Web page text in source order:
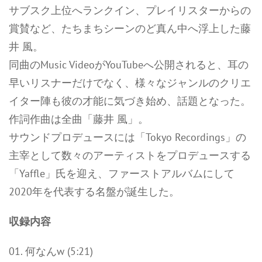
サブスク上位へランクイン、プレイリスターからの
賞賛など、たちまちシーンのど真ん中へ浮上した藤
井 風。
同曲のMusic VideoがYouTubeへ公開されると、耳の
早いリスナーだけでなく、様々なジャンルのクリエ
イター陣も彼の才能に気づき始め、話題となった。
作詞作曲は全曲「藤井 風」。
サウンドプロデュースには「Tokyo Recordings」の
主宰として数々のアーティストをプロデュースする
「Yaffle」氏を迎え、ファーストアルバムにして
2020年を代表する名盤が誕生した。
収録内容
01. 何なんw (5:21)